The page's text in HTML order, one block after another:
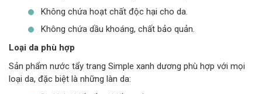
Không chứa hoạt chất độc hại cho da.
Không chứa dầu khoáng, chất bảo quản.
Loại da phù hợp
Sản phẩm nước tẩy trang Simple xanh dương phù hợp với mọi
loại da, đặc biệt là những làn da: